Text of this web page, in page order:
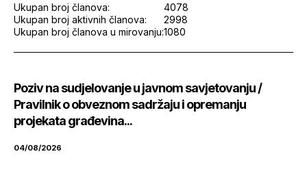
Ukupan broj članova:
4078
Ukupan broj aktivnih članova:
2998
Ukupan broj članova u mirovanju:1080
Poziv na sudjelovanje u javnom savjetovanju /
Pravilnik o obveznom sadržaju i opremanju
projekata građevina...
04/08/2026